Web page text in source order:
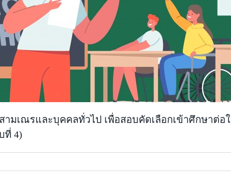
ามเณรและบุคคลทั่วไป เพื่อสอบคัดเลือกเข้าศึกษาต่
ที่ 4)